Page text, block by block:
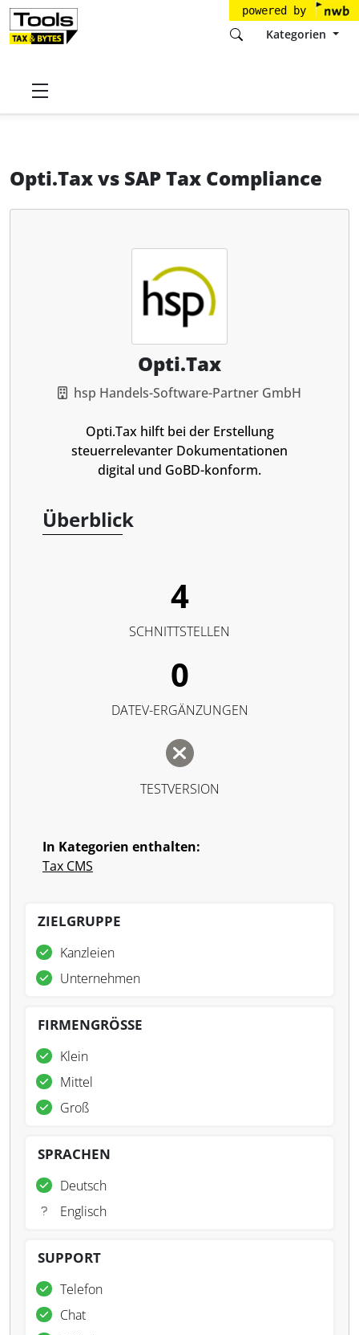
powered by
Kategorien
Startseite
Opti.Taxvs SAP Tax Compliance
Opti.Tax
hsp Handels-Software-Partner GmbH
Opti.Tax hilft bei der Erstellung
steuerrelevanter Dokumentationen
digital und GoBD-konform.
Überblick
4
SCHNITTSTELLEN
0
DATEV-ERGÄNZUNGEN
TESTVERSION
In Kategorien enthalten:
Tax CMS
ZIELGRUPPE
Kanzleien
Unternehmen
FIRMENGRÖSSE
Klein
Mittel
Groß
SPRACHEN
Deutsch
Englisch
SUPPORT
Telefon
Chat